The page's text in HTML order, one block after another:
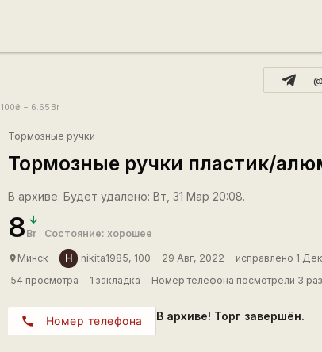
100₴ = 6.65 Br
Тормозные ручки
Тормозные ручки пластик/
В архиве. Будет удалено: Вт, 31 Мар 20:08.
8 Br Состояние: хорошее
place Минск Н nikita1985, 100 29 Авг, 2022 исправлено 1
54 просмотра
1 закладка Номер телефона посмотрели 3
call Номер телефона В архиве! Торг завершён.